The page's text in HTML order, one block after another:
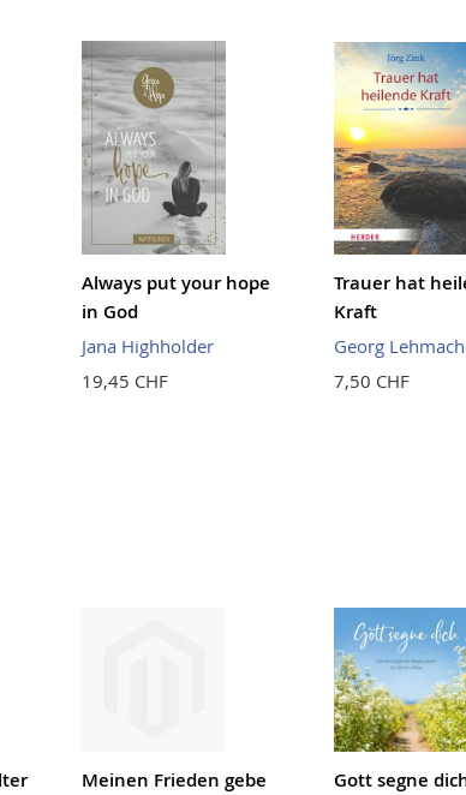
Always put your hope
in God
Jana Highholder
19,45 CHF
Trauer hat
Kraft
Georg
7,50 CHF
Meinen Frieden gebe
Gott segne